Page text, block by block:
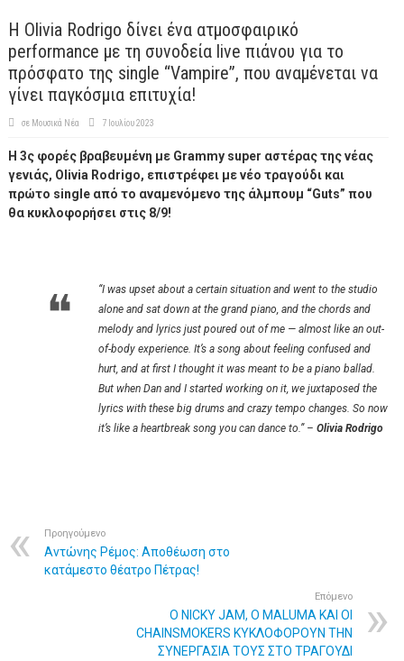
Η Olivia Rodrigo δίνει ένα ατμοσφαιρικό
performance με τη συνοδεία live πιάνου για το
πρόσφατο της single “Vampire”, που αναμένεται να
γίνει παγκόσμια επιτυχία!
σε Μουσικά Νέα 7 Ιουλίου 2023
Η 3ς φορές βραβευμένη με Grammy super αστέρας της νέας
γενιάς, Olivia Rodrigo, επιστρέφει με νέο τραγούδι και
πρώτο singleαπό το αναμενόμενο της άλμπουμ “Guts” που
θα κυκλοφορήσει στις 8/9!
“I was upset about a certain situation and went to the studio
alone and sat down at the grand piano, and the chords and
melody and lyrics just poured out of me — almost like an out-
of-body experience. It’s a song about feeling confused and
hurt, and at first I thought it was meant to be a piano ballad.
But when Dan and I started working on it, we juxtaposed the
lyrics with these big drums and crazy tempo changes. So now
it’s like a heartbreak song you can dance to.” – Olivia Rodrigo
Προηγούμενο
Αντώνης Ρέμος: Αποθέωση στο
κατάμεστο θέατρο Πέτρας!
Επόμενο
O NICKY JAM, Ο MALUMA ΚΑΙ ΟΙ
CHAINSMOKERS ΚΥΚΛΟΦΟΡΟΥΝ ΤΗΝ
ΣΥΝΕΡΓΑΣΙΑ ΤΟΥΣ ΣΤΟ ΤΡΑΓΟΥΔΙ